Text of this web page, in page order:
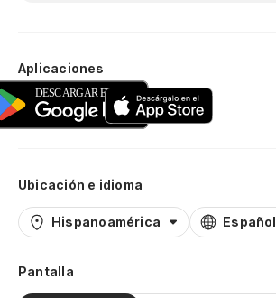
Aplicaciones
Ubicación e idioma
Hispanoamérica Español
Pantalla